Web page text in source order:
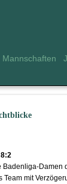
Mannschaften
Badenliga-Damen
Team mit